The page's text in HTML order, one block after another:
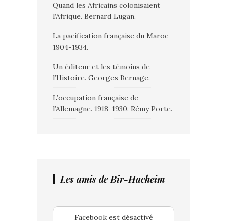
Quand les Africains colonisaient
l’Afrique. Bernard Lugan.
La pacification française du Maroc
1904-1934.
Un éditeur et les témoins de
l’Histoire. Georges Bernage.
L’occupation française de
l’Allemagne. 1918-1930. Rémy Porte.
Les amis de Bir-Hacheim
Facebook est désactivé